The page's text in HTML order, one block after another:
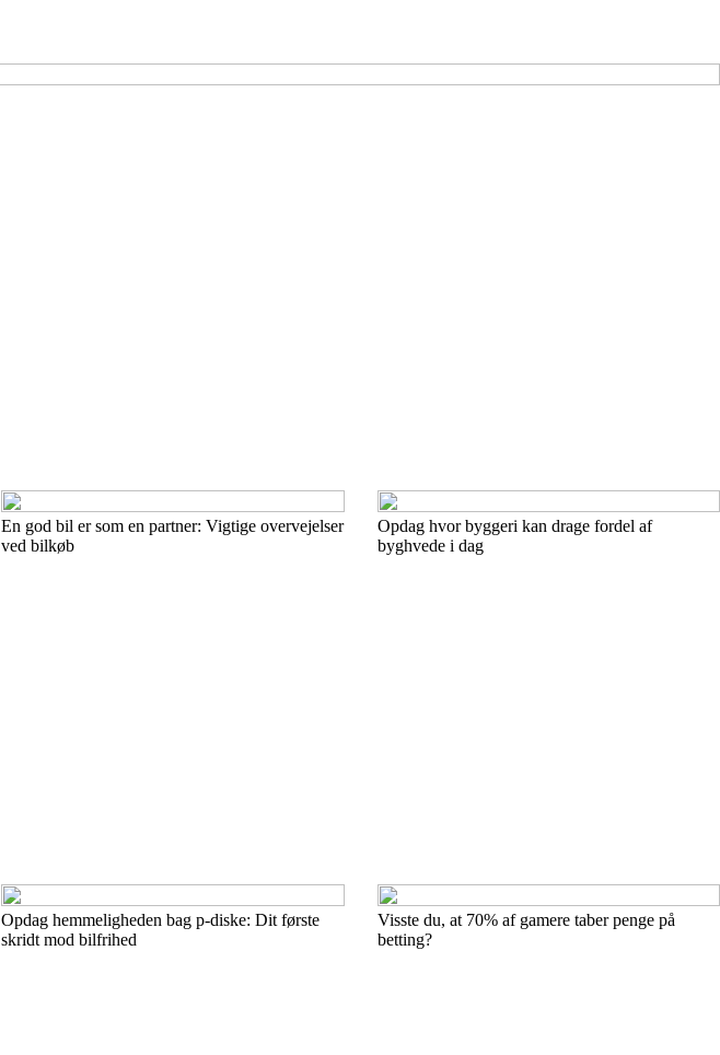
En god bil er som en partner: Vigtige overvejelser
ved bilkøb
Opdag hvor byggeri kan drage fordel af
byghvede i dag
Opdag hemmeligheden bag p-diske: Dit første
skridt mod bilfrihed
Visste du, at 70% af gamere taber penge på
betting?